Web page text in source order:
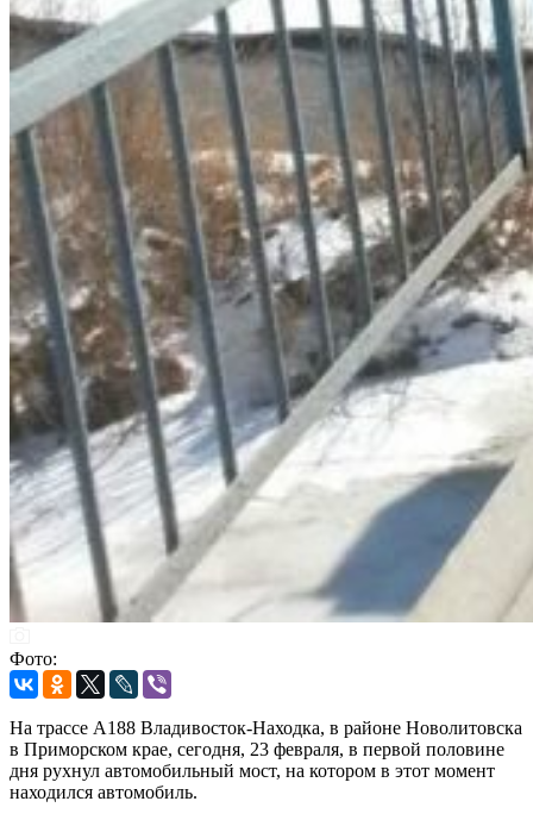
Фото:
На трассе A188 Владивосток-Находка, в районе Новолитовска
в Приморском крае, сегодня, 23 февраля, в первой половине
дня рухнул автомобильный мост, на котором в этот момент
находился автомобиль.